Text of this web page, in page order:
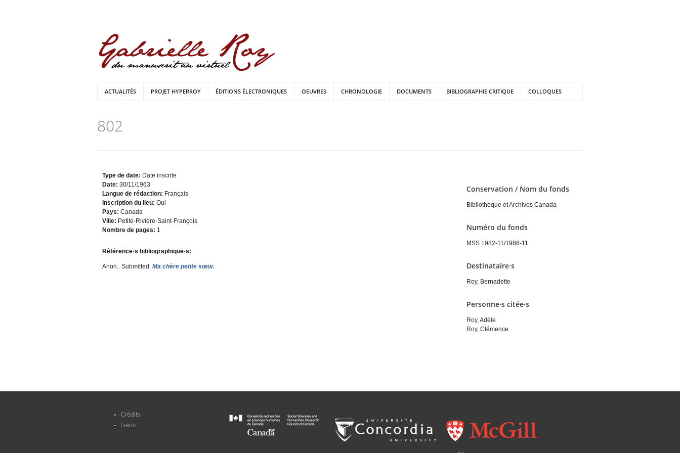
ACTUALITÉS PROJET HYPERROY ÉDITIONS ÉLECTRONIQUES OEUVRES CHRONOLOGIE DOCUMENTS BIBLIOGRAPHIE CRITIQUE COLLOQUES
802
Type de date: Date inscrite
Date: 30/11/1963
Langue de rédaction: Français
Inscription du lieu: Oui
Pays: Canada
Ville: Petite-Rivière-Saint-François
Nombre de pages: 1
Référence·s bibliographique·s:
Anon.. Submitted. Ma chère petite sœur.
Conservation / Nom du fonds
Bibliothèque et Archives Canada
Numéro du fonds
MSS 1982-11/1986-11
Destinataire·s
Roy, Bernadette
Personne·s citée·s
Roy, Adèle
Roy, Clémence
Crédits
Liens